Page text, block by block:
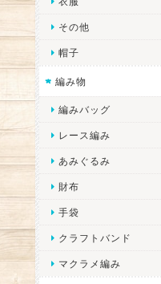
その他
帽子
編み物
編みバッグ
レース編み
あみぐるみ
財布
手袋
クラフトバンド
マクラメ編み